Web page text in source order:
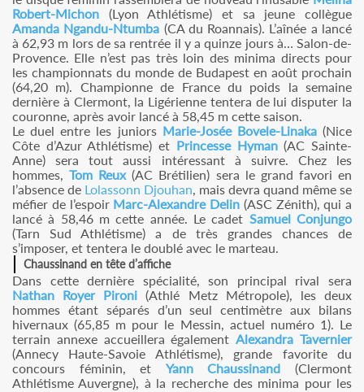
Robert-Michon (Lyon Athlétisme) et sa jeune collègue
Amanda Ngandu-Ntumba (CA du Roannais). L’aînée a lancé
à 62,93 m lors de sa rentrée il y a quinze jours à… Salon-de-
Provence. Elle n’est pas très loin des minima directs pour
les championnats du monde de Budapest en août prochain
(64,20 m). Championne de France du poids la semaine
dernière à Clermont, la Ligérienne tentera de lui disputer la
couronne, après avoir lancé à 58,45 m cette saison.
Le duel entre les juniors Marie-Josée Bovele-Linaka(Nice
Côte d’Azur Athlétisme) et Princesse Hyman(AC Sainte-
Anne) sera tout aussi intéressant à suivre. Chez les
hommes,Tom Reux(AC Brétilien) sera le grand favori en
l’absence de Lolassonn Djouhan, mais devra quand même se
méfier de l’espoir Marc-Alexandre Delin (ASC Zénith), qui a
lancé à 58,46 m cette année. Le cadet Samuel Conjungo
(Tarn Sud Athlétisme) a de très grandes chances de
s’imposer, et tentera le doublé avec le marteau.
Chaussinand en tête d’affiche
Dans cette dernière spécialité, son principal rival sera
Nathan Royer Pironi (Athlé Metz Métropole), les deux
hommes étant séparés d’un seul centimètre aux bilans
hivernaux (65,85 m pour le Messin, actuel numéro 1). Le
terrain annexe accueillera égalementAlexandra Tavernier
(Annecy Haute-Savoie Athlétisme), grande favorite du
concours féminin, et Yann Chaussinand (Clermont
Athlétisme Auvergne), à la recherche des minima pour les